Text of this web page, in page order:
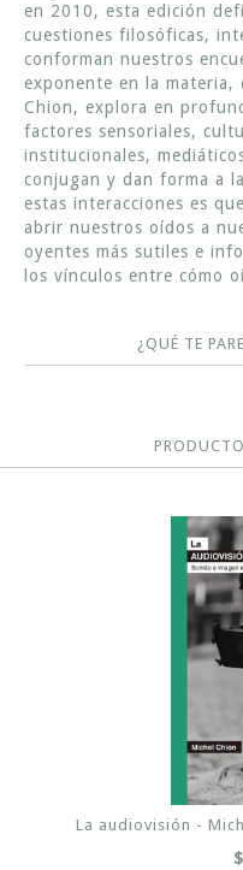
en 2010, esta edición
cuestiones filosóficas,
conforman nuestros
exponente en la materia,
Chion, explora en
factores sensoriales,
institucionales,
conjugan y dan forma a
estas interacciones es
abrir nuestros oídos a
oyentes más sutiles e
los vínculos entre cómo
¿QUÉ TE
La audiovisión -